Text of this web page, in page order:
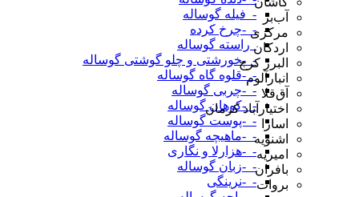
-_فیله گوساله
-_-چرخ کرده
_راسته گوساله
-_-خورشتی و چلو گوشتی گوساله
-_-قلوه گاه گوساله
-_-چربی گوساله
-_-کوهان گوساله
-_-پوست گوساله
-_-ماهیچه گوساله
-_-هزارلا و نگاری
-_-زبان گوساله
-_-نرینگی
آب‌بر
مرکزی
اردکان
البرز کرج
انبارآلوم
آق‌قلا
اختیارآباد کرمان
اسارا
اشنویه
امیریه
بافران
بروات